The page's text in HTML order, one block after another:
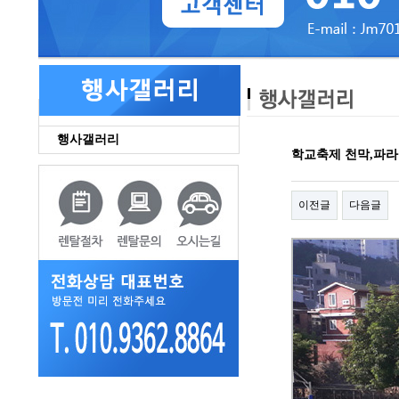
행사갤러리
학교축제 천막,파
이전글 다음글